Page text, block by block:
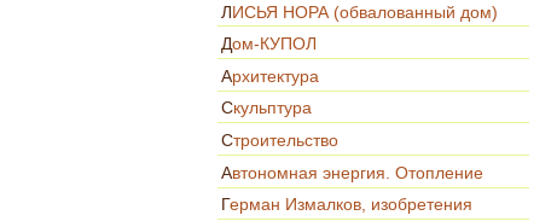
ЛИСЬЯ НОРА (обвалованный дом)
Дом-КУПОЛ
Архитектура
Скульптура
Строительство
Автономная энергия. Отопление
Герман Измалков, изобретения